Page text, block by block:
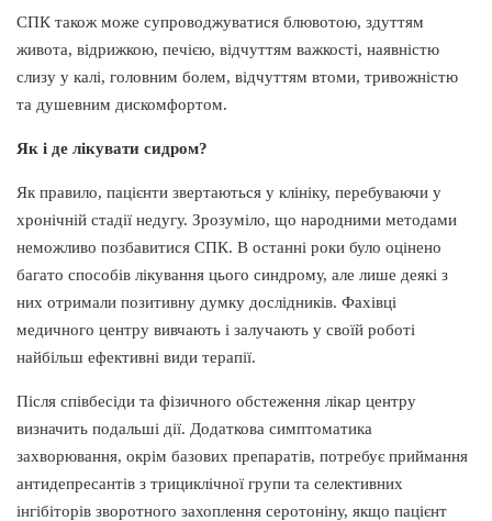
СПК також може супроводжуватися блювотою, здуттям
живота, відрижкою, печією, відчуттям важкості, наявністю
слизу у калі, головним болем, відчуттям втоми, тривожністю
та душевним дискомфортом.
Як і де лікувати сидром?
Як правило, пацієнти звертаються у клініку, перебуваючи у
хронічній стадії недугу. Зрозуміло, що народними методами
неможливо позбавитися СПК. В останні роки було оцінено
багато способів лікування цього синдрому, але лише деякі з
них отримали позитивну думку дослідників. Фахівці
медичного центру вивчають і залучають у своїй роботі
найбільш ефективні види терапії.
Після співбесіди та фізичного обстеження лікар центру
визначить подальші дії. Додаткова симптоматика
захворювання, окрім базових препаратів, потребує приймання
антидепресантів з трициклічної групи та селективних
інгібіторів зворотного захоплення серотоніну, якщо пацієнт